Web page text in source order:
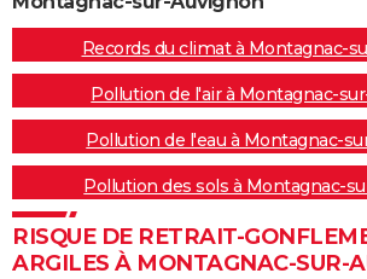
Records du climat à Montagnac-
Pollution de l'air à Montagnac-
Pollution de l'eau à Montagnac-
Pollution des sols à Montagnac-
RISQUE DE RETRAIT-
ARGILES À MONTAGNAC-SUR-